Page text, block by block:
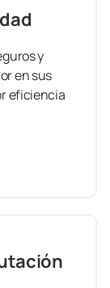
y
en sus
eficiencia